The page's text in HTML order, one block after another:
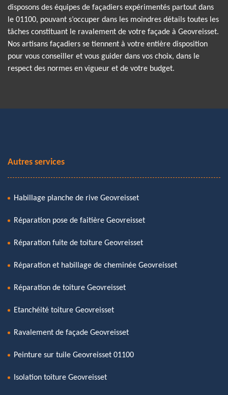
disposons des équipes de façadiers expérimentés partout dans
le 01100, pouvant s’occuper dans les moindres détails toutes les
tâches constituant le ravalement de votre façade à Geovreisset.
Nos artisans façadiers se tiennent à votre entière disposition
pour vous conseiller et vous guider dans vos choix, dans le
respect des normes en vigueur et de votre budget.
Autres services
Habillage planche de rive Geovreisset
Réparation pose de faitière Geovreisset
Réparation fuite de toiture Geovreisset
Réparation et habillage de cheminée Geovreisset
Réparation de toiture Geovreisset
Etanchéité toiture Geovreisset
Ravalement de façade Geovreisset
Peinture sur tuile Geovreisset 01100
Isolation toiture Geovreisset